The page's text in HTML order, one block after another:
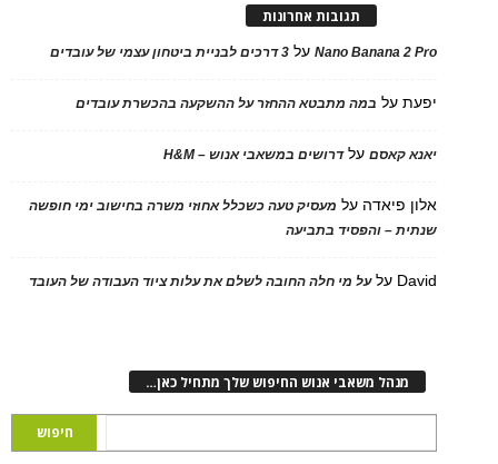
תגובות אחרונות
Nano Banana 2 Proעל 3 דרכים לבניית ביטחון עצמי של עובדים
יפעתעל במה מתבטא ההחזר על ההשקעה בהכשרת עובדים
יאנא קאסםעלדרושים במשאבי אנוש – H&M
אלון פיאדה על מעסיק טעה כשכלל אחוזי משרה בחישוב ימי חופשה
שנתית – והפסיד בתביעה
David עלעל מי חלה החובה לשלם את עלות ציוד העבודה של העובד
מנהל משאבי אנוש החיפוש שלך מתחיל כאן…